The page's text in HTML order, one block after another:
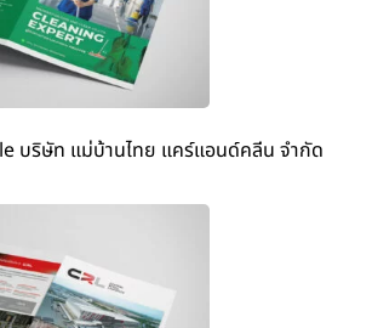
บริษัท แม่บ้านไทย แคร์แอนด์คลีน จำกัด